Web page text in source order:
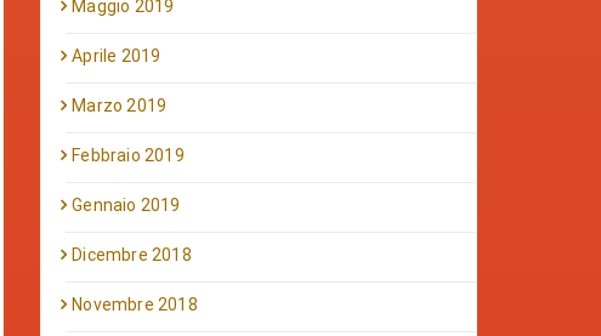
Maggio 2019
Aprile 2019
Marzo 2019
Febbraio 2019
Gennaio 2019
Dicembre 2018
Novembre 2018